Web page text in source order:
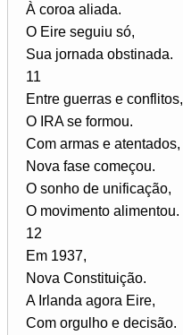
À coroa aliada.
O Eire seguiu só,
Sua jornada obstinada.
11
Entre guerras e conflitos,
O IRA se formou.
Com armas e atentados,
Nova fase começou.
O sonho de unificação,
O movimento alimentou.
12
Em 1937,
Nova Constituição.
A Irlanda agora Eire,
Com orgulho e decisão.